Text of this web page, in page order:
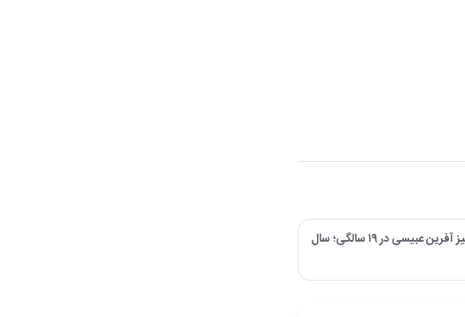
عکس| سفری در زمان؛ چهره حیرت‌انگیز آفرین عبیسی در ۱۹ سالگی؛ سال